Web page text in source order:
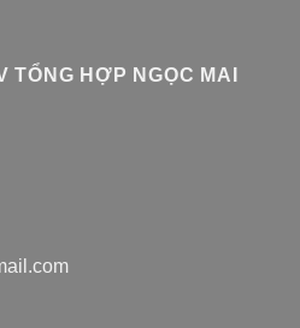
TỔNG HỢP NGỌC MAI